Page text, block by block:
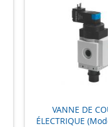
VANNE DE
ÉLECTRIQUE